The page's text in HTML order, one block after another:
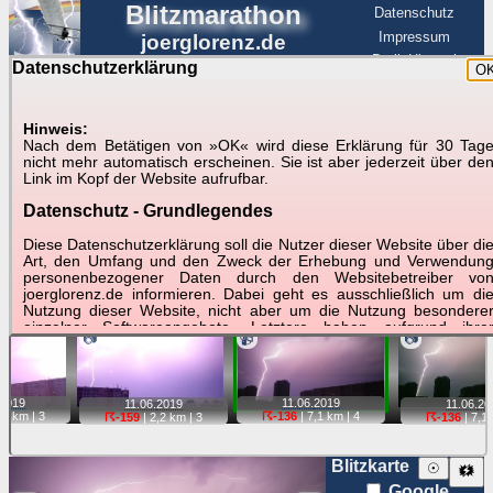
Datenschutzerklärung
Hinweis:
Nach dem Betätigen von »OK« wird diese Erklärung für 30 Tage
nicht mehr automatisch erscheinen. Sie ist aber jederzeit über den
Link im Kopf der Website aufrufbar.
Datenschutz - Grundlegendes
Diese Datenschutzerklärung soll die Nutzer dieser Website über die
Art, den Umfang und den Zweck der Erhebung und Verwendung
personenbezogener Daten durch den Websitebetreiber von
joerglorenz.de informieren. Dabei geht es ausschließlich um die
Nutzung dieser Website, nicht aber um die Nutzung besonderer
einzelner Softwareangebote. Letztere haben aufgrund ihrer
Funktionen Besonderheiten, so dass verschiedene Daten
gespeichert werden müssen, die für das Funktionieren erforderlich
sind. Hier ist es wichtig, dass Sie selbst zum Testen dieser
Funktionen möglichst erfundene Daten verwenden. Ansonsten wird
auf die spezifischen Besonderheiten beim jeweiligen Angebot
gesondert hingewiesen.
Generell gilt: Wenn Sie ein Angebot bei den Add-Ins nutzen, bei
dem Daten übertragen werden, werden diese Daten auf dem
Blitzmarathon
joerglorenz.de
Datenschutz
Impressum
BerlinHimmel
Blitzmarathon
Gewitter über Berlin:
stärkste Blitze
Tipp:Auf der Karte beim Einzelfoto können
Sie auf ihre Position tippen und sehen, wie
weit die gewählte Position zu den Blitzen auf dem Foto bzw.
im Video entfernt ist. Quelle der Blitzdaten:
kachelmannwetter. Doppelklick auf Thumb zum Anzeigen.
2019
km |3
📷
11.06.2019
☈-159| 2,2 km |3
📹
11.06. 2019
☈-136| 7,1 km |4
📷
11.06.
☈-136| 7,1
Blitzkarte 🗱
☉